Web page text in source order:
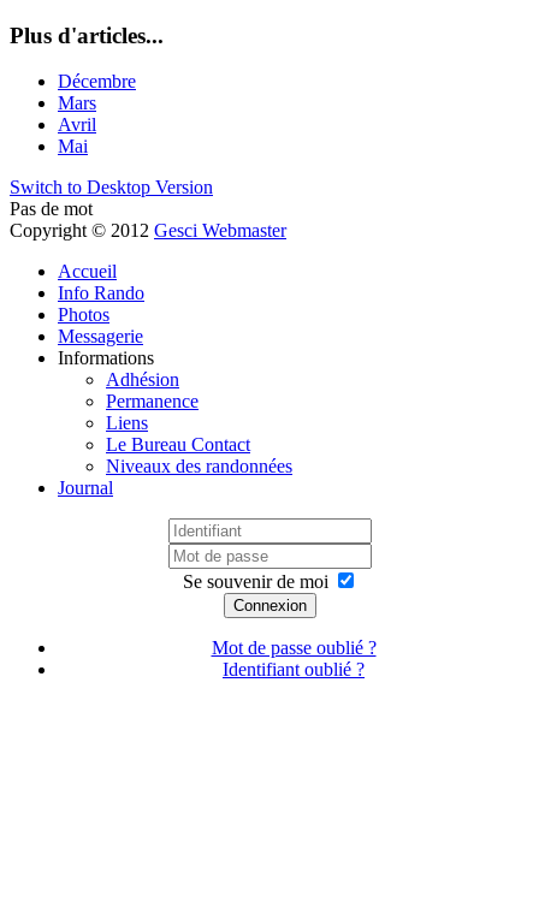
Plus d'articles...
Décembre
Mars
Avril
Mai
Switch to Desktop Version
Pas de mot
Copyright © 2012 Gesci Webmaster
Accueil
Info Rando
Photos
Messagerie
Informations
Adhésion
Permanence
Liens
Le Bureau Contact
Niveaux des randonnées
Journal
Se souvenir de moi
Connexion
Mot de passe oublié ?
Identifiant oublié ?